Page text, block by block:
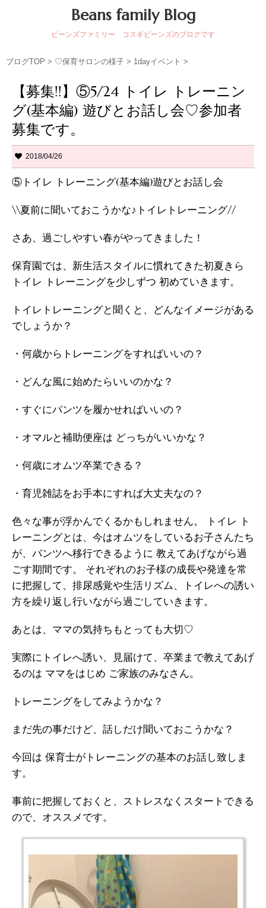
Beans family Blog
ビーンズファミリー コスギビーンズのブログです
ブログTOP > ♡保育サロンの様子 > 1dayイベント >
【募集!!】⑤5/24 トイレ トレーニン
グ(基本編) 遊びとお話し会♡参加者
募集です。
2018/04/26
⑤トイレ トレーニング(基本編)遊びとお話し会
\\夏前に聞いておこうかな♪トイレトレーニング//
さあ、過ごしやすい春がやってきました！
保育園では、新生活スタイルに慣れてきた初夏きら
トイレ トレーニングを少しずつ 初めていきます。
トイレトレーニングと聞くと、どんなイメージがある
でしょうか？
・何歳からトレーニングをすればいいの？
・どんな風に始めたらいいのかな？
・すぐにパンツを履かせればいいの？
・オマルと補助便座は どっちがいいかな？
・何歳にオムツ卒業できる？
・育児雑誌をお手本にすれば大丈夫なの？
色々な事が浮かんでくるかもしれません。 トイレ ト
レーニングとは、今はオムツをしているお子さんたち
が、パンツへ移行できるように 教えてあげながら過
ごす期間です。 それぞれのお子様の成長や発達を常
に把握して、排尿感覚や生活リズム、トイレへの誘い
方を繰り返し行いながら過ごしていきます。
あとは、ママの気持ちもとっても大切♡
実際にトイレへ誘い、見届けて、卒業まで教えてあげ
るのは ママをはじめ ご家族のみなさん。
トレーニングをしてみようかな？
まだ先の事だけど、話しだけ聞いておこうかな？
今回は 保育士がトレーニングの基本のお話し致しま
す。
事前に把握しておくと、ストレスなくスタートできる
ので、オススメです。